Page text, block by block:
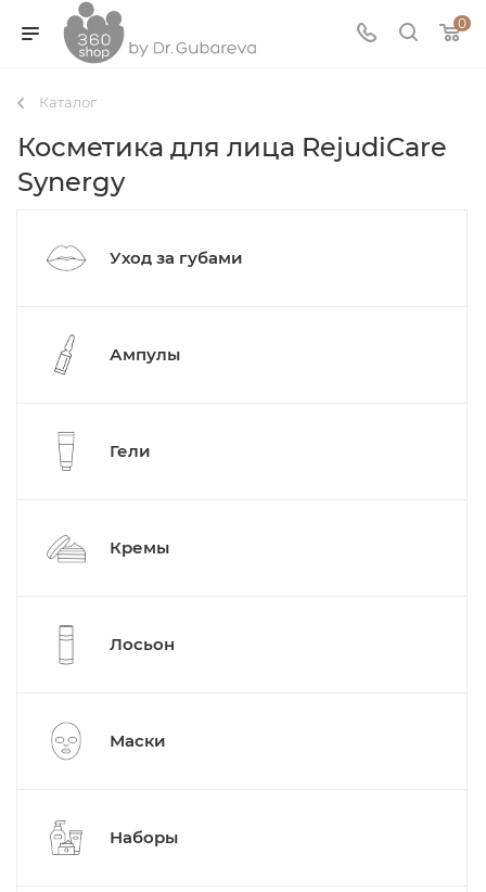
0
Каталог
Косметика для лица RejudiCare
Synergy
Уход за губами
Ампулы
Гели
Кремы
Лосьон
Маски
Наборы